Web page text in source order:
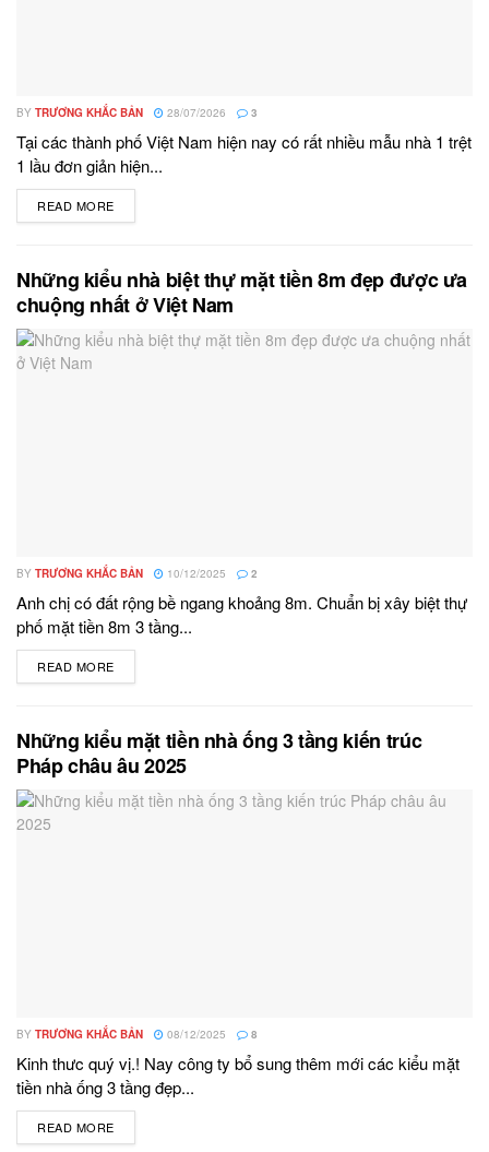
BY TRƯƠNG KHẮC BẢN 28/07/2026 3
Tại các thành phố Việt Nam hiện nay có rất nhiều mẫu nhà 1 trệt
1 lầu đơn giản hiện...
READ MORE
Những kiểu nhà biệt thự mặt tiền 8m đẹp được ưa
chuộng nhất ở Việt Nam
BY TRƯƠNG KHẮC BẢN 10/12/2025 2
Anh chị có đất rộng bề ngang khoảng 8m. Chuẩn bị xây biệt thự
phố mặt tiền 8m 3 tầng...
READ MORE
Những kiểu mặt tiền nhà ống 3 tầng kiến trúc
Pháp châu âu 2025
BY TRƯƠNG KHẮC BẢN 08/12/2025 8
Kinh thưc quý vị.! Nay công ty bổ sung thêm mới các kiểu mặt
tiền nhà ống 3 tầng đẹp...
READ MORE